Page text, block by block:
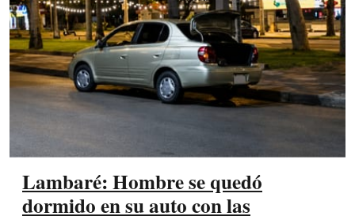
Lambaré: Hombre se quedó
dormido en su auto con las